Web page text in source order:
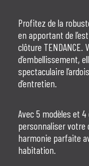
Profitez de la
en apportant de
clôture TENDANCE.
d’embellissement,
spectaculaire
d’entretien.
Avec 5 modèles et
personnaliser votre
harmonie parfaite
habitation.